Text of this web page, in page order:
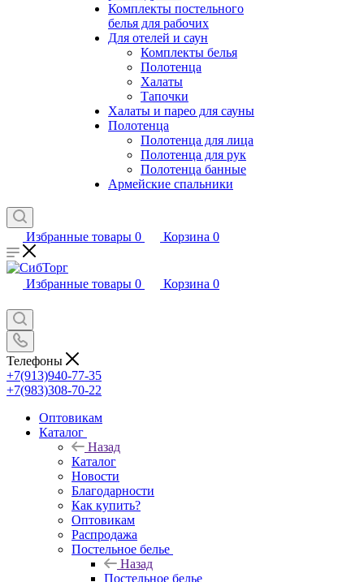
Комплекты постельного
белья для рабочих
Для отелей и саун
Комплекты белья
Полотенца
Халаты
Тапочки
Халаты и парео для сауны
Полотенца
Полотенца для лица
Полотенца для рук
Полотенца банные
Армейские спальники
Избранные товары 0 Корзина 0
Избранные товары 0 Корзина 0
Телефоны
+7(913)940-77-35
+7(983)308-70-22
Оптовикам
Каталог
Назад
Каталог
Новости
Благодарности
Как купить?
Оптовикам
Распродажа
Постельное белье
Назад
Постельное белье